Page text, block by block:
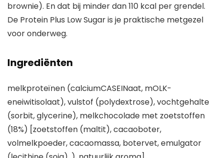
brownie). En dat bij minder dan 110 kcal per grendel.
De Protein Plus Low Sugar is je praktische metgezel
voor onderweg.
Ingrediënten
melkproteïnen (calciumCASEINaat, mOLK-
eneiwitisolaat), vulstof (polydextrose), vochtgehalte
(sorbit, glycerine), melkchocolade met zoetstoffen
(18%) [zoetstoffen (maltit), cacaoboter,
volmelkpoeder, cacaomassa, botervet, emulgator